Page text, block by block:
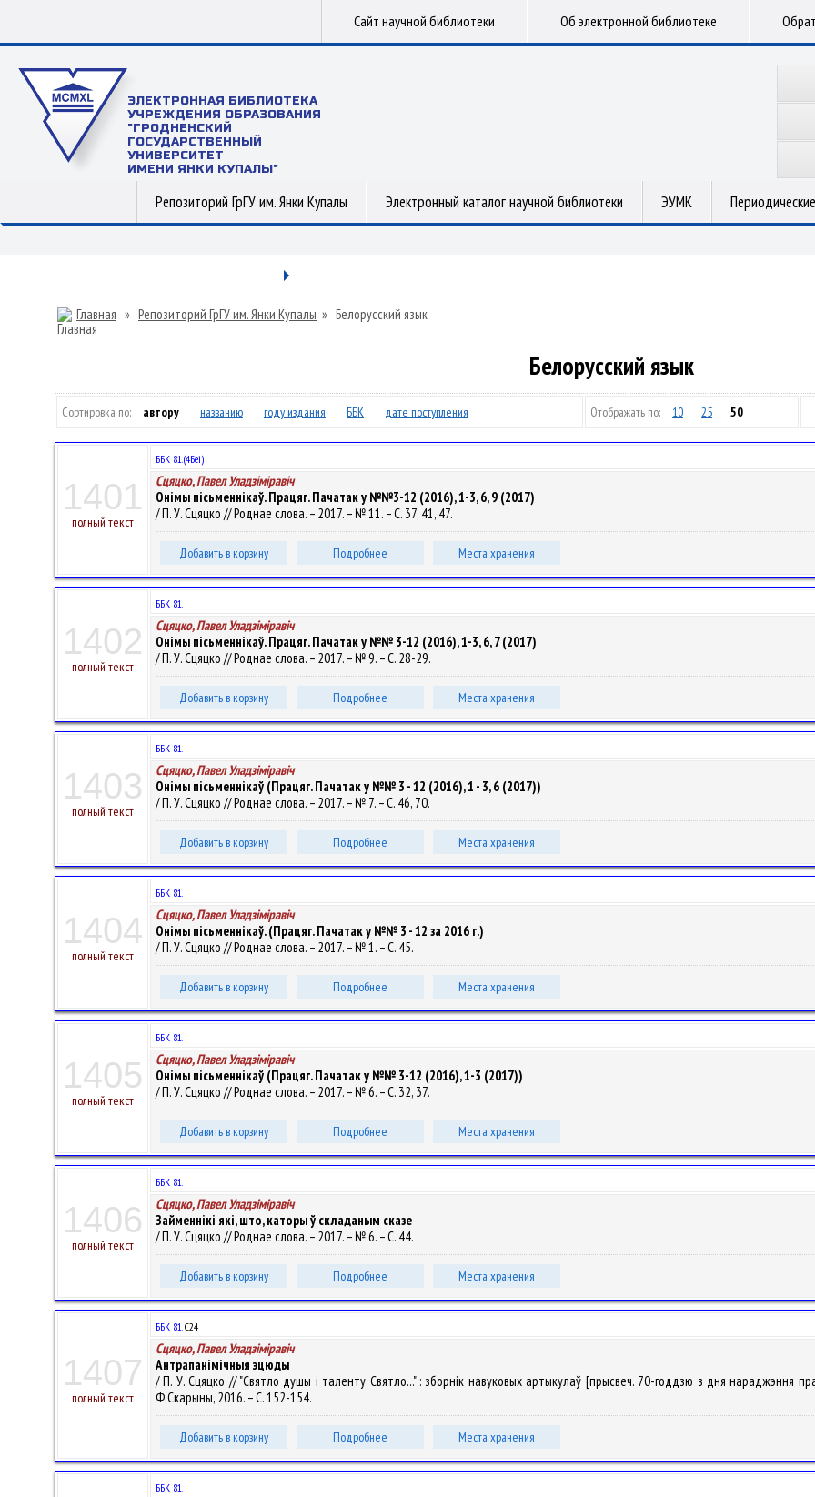
Сайт научной библиотеки Об электронной библиотеке
ЭЛЕКТРОННАЯ БИБЛИОТЕКА
УЧРЕЖДЕНИЯ ОБРАЗОВАНИЯ
"ГРОДНЕНСКИЙ
ГОСУДАРСТВЕННЫЙ
УНИВЕРСИТЕТ
ИМЕНИ ЯНКИ КУПАЛЫ"
Репозиторий ГрГУ им. Янки Купалы Электронный каталог научной библиотеки ЭУМК
Главная » Репозиторий ГрГУ им. Янки Купалы » Белорусский язык
Белорусский язык
Сортировка по: автору названию году издания ББК дате поступления Отображать по: 10 25 50
1401
полный текст
ББК 81.(4Беі)
Сцяцко, Павел Уладзiмiравiч
Онімы пісьменнікаў. Працяг. Пачатак у №№3-12 (2016), 1-3, 6, 9 (2017)
/ П. У. Сцяцко // Роднае слова. – 2017. – № 11. – С. 37, 41, 47.
Добавить в корзину Подробнее Места хранения
1402
полный текст
ББК 81.
Сцяцко, Павел Уладзiмiравiч
Онімы пісьменнікаў. Працяг. Пачатак у №№ 3-12 (2016), 1-3, 6, 7 (2017)
/ П. У. Сцяцко // Роднае слова. – 2017. – № 9. – С. 28-29.
Добавить в корзину Подробнее Места хранения
1403
полный текст
ББК 81.
Сцяцко, Павел Уладзiмiравiч
Онімы пісьменнікаў (Працяг. Пачатак у №№ 3 - 12 (2016), 1 - 3, 6 (2017))
/ П. У. Сцяцко // Роднае слова. – 2017. – № 7. – С. 46, 70.
Добавить в корзину Подробнее Места хранения
1404
полный текст
ББК 81.
Сцяцко, Павел Уладзiмiравiч
Онімы пісьменнікаў. (Працяг. Пачатак у №№ 3 - 12 за 2016 г.)
/ П. У. Сцяцко // Роднае слова. – 2017. – № 1. – С. 45.
Добавить в корзину Подробнее Места хранения
1405
полный текст
ББК 81.
Сцяцко, Павел Уладзiмiравiч
Онімы пісьменнікаў (Працяг. Пачатак у №№ 3-12 (2016), 1-3 (2017))
/ П. У. Сцяцко // Роднае слова. – 2017. – № 6. – С. 32, 37.
Добавить в корзину Подробнее Места хранения
1406
полный текст
ББК 81.
Сцяцко, Павел Уладзiмiравiч
Займеннікі які, што, каторы ў складаным сказе
/ П. У. Сцяцко // Роднае слова. – 2017. – № 6. – С. 44.
Добавить в корзину Подробнее Места хранения
1407
полный текст
ББК 81.С24
Сцяцко, Павел Уладзiмiравiч
Антрапанімічныя эцюды
/ П. У. Сцяцко // "Святло душы і таленту Святло..." : зборнік навуковых артыкулаў [прысвеч. 70-годдзю з дня нараджэння
Ф.Скарыны, 2016. – С. 152-154.
Добавить в корзину Подробнее Места хранения
ББК 81.